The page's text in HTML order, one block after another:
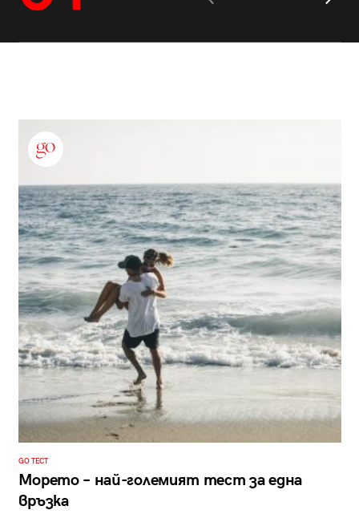
GO ТЕСТ
Морето – най-големият тест за една
връзка